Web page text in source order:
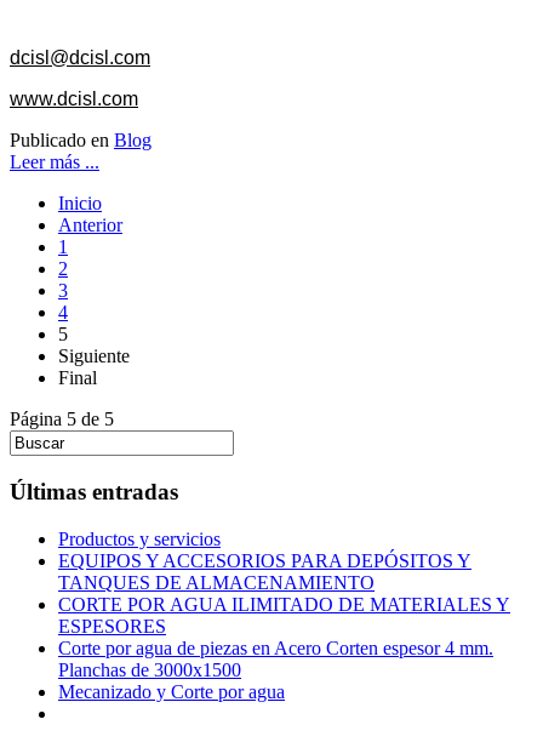
dcisl@dcisl.com
www.dcisl.com
Publicado en Blog
Leer más ...
Inicio
Anterior
1
2
3
4
5
Siguiente
Final
Página 5 de 5
Últimas entradas
Productos y servicios
EQUIPOS Y ACCESORIOS PARA DEPÓSITOS Y
TANQUES DE ALMACENAMIENTO
CORTE POR AGUA ILIMITADO DE MATERIALES Y
ESPESORES
Corte por agua de piezas en Acero Corten espesor 4 mm.
Planchas de 3000x1500
Mecanizado y Corte por agua